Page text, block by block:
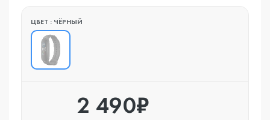
ЦВЕТ : ЧЁРНЫЙ
2 490₽